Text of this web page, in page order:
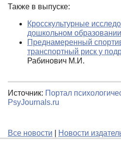
Также в выпуске:
Кросскультурные
дошкольном образовании
Преднамеренный
транспортный риск у
Рабинович М.И.
Источник: Портал
PsyJournals.ru
Все новости Новости